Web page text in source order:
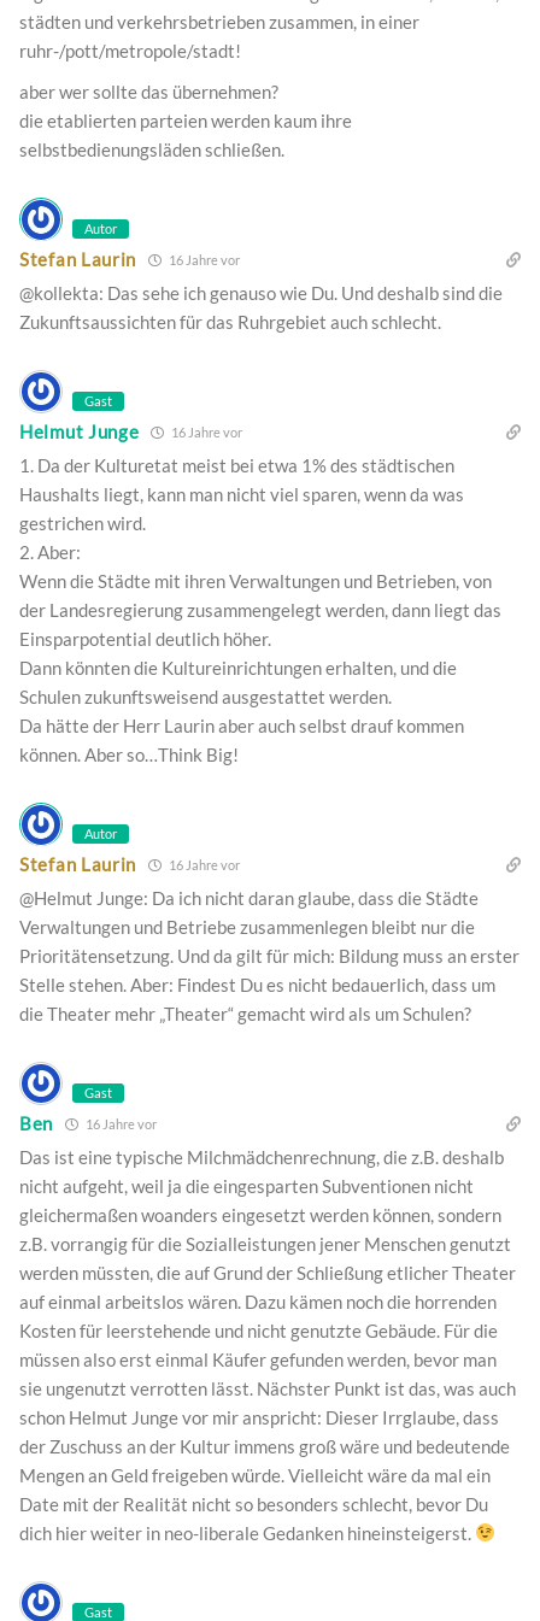
städten und verkehrsbetrieben zusammen, in einer
ruhr-/pott/metropole/stadt!
aber wer sollte das übernehmen?
die etablierten parteien werden kaum ihre
selbstbedienungsläden schließen.
Autor
Stefan Laurin 16 Jahre vor
@kollekta: Das sehe ich genauso wie Du. Und deshalb sind die
Zukunftsaussichten für das Ruhrgebiet auch schlecht.
Gast
Helmut Junge 16 Jahre vor
1. Da der Kulturetat meist bei etwa 1% des städtischen
Haushalts liegt, kann man nicht viel sparen, wenn da was
gestrichen wird.
2. Aber:
Wenn die Städte mit ihren Verwaltungen und Betrieben, von
der Landesregierung zusammengelegt werden, dann liegt das
Einsparpotential deutlich höher.
Dann könnten die Kultureinrichtungen erhalten, und die
Schulen zukunftsweisend ausgestattet werden.
Da hätte der Herr Laurin aber auch selbst drauf kommen
können. Aber so…Think Big!
Autor
Stefan Laurin 16 Jahre vor
@Helmut Junge: Da ich nicht daran glaube, dass die Städte
Verwaltungen und Betriebe zusammenlegen bleibt nur die
Prioritätensetzung. Und da gilt für mich: Bildung muss an erster
Stelle stehen. Aber: Findest Du es nicht bedauerlich, dass um
die Theater mehr „Theater“ gemacht wird als um Schulen?
Gast
Ben 16 Jahre vor
Das ist eine typische Milchmädchenrechnung, die z.B. deshalb
nicht aufgeht, weil ja die eingesparten Subventionen nicht
gleichermaßen woanders eingesetzt werden können, sondern
z.B. vorrangig für die Sozialleistungen jener Menschen genutzt
werden müssten, die auf Grund der Schließung etlicher Theater
auf einmal arbeitslos wären. Dazu kämen noch die horrenden
Kosten für leerstehende und nicht genutzte Gebäude. Für die
müssen also erst einmal Käufer gefunden werden, bevor man
sie ungenutzt verrotten lässt. Nächster Punkt ist das, was auch
schon Helmut Junge vor mir anspricht: Dieser Irrglaube, dass
der Zuschuss an der Kultur immens groß wäre und bedeutende
Mengen an Geld freigeben würde. Vielleicht wäre da mal ein
Date mit der Realität nicht so besonders schlecht, bevor Du
dich hier weiter in neo-liberale Gedanken hineinsteigerst.
Gast